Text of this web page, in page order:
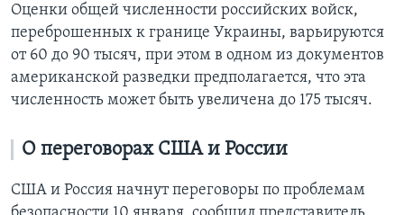
Оценки общей численности российских войск,
переброшенных к границе Украины, варьируются
от 60 до 90 тысяч, при этом в одном из документов
американской разведки предполагается, что эта
численность может быть увеличена до 175 тысяч.
О переговорах США и России
США и Россия начнут переговоры по проблемам